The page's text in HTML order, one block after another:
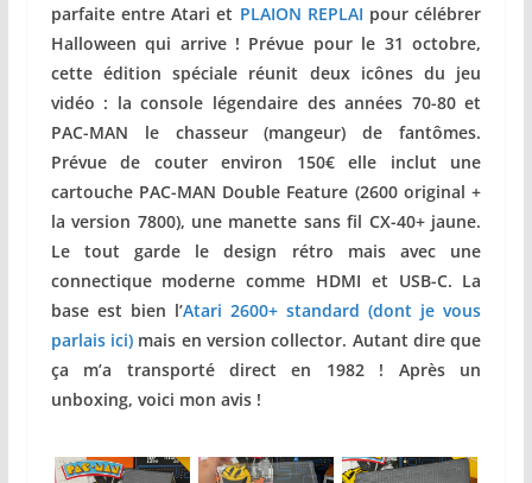
parfaite entre Atari et PLAION REPLAI pour célébrer
Halloween qui arrive ! Prévue pour le 31 octobre,
cette édition spéciale réunit deux icônes du jeu
vidéo : la console légendaire des années 70-80 et
PAC-MAN le chasseur (mangeur) de fantômes.
Prévue de couter environ 150€ elle inclut une
cartouche PAC-MAN Double Feature (2600 original +
la version 7800), une manette sans fil CX-40+ jaune.
Le tout garde le design rétro mais avec une
connectique moderne comme HDMI et USB-C. La
base est bien l’Atari 2600+ standard (dont je vous
parlais ici) mais en version collector. Autant dire que
ça m’a transporté direct en 1982 ! Après un
unboxing, voici mon avis !